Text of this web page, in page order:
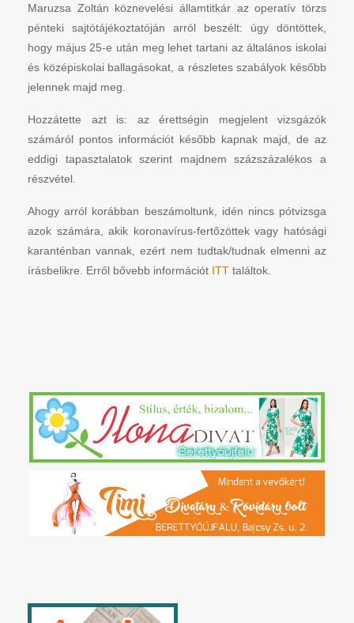
Maruzsa Zoltán köznevelési államtitkár az operatív törzs
pénteki sajtótájékoztatóján arról beszélt: úgy döntöttek,
hogy május 25-e után meg lehet tartani az általános iskolai
és középiskolai ballagásokat, a részletes szabályok később
jelennek majd meg.
Hozzátette azt is: az érettségin megjelent vizsgázók
számáról pontos információt később kapnak majd, de az
eddigi tapasztalatok szerint majdnem százszázalékos a
részvétel.
Ahogy arról korábban beszámoltunk, idén nincs pótvizsga
azok számára, akik koronavírus-fertőzöttek vagy hatósági
karanténban vannak, ezért nem tudtak/tudnak elmenni az
írásbelikre. Erről bővebb információt ITT találtok.